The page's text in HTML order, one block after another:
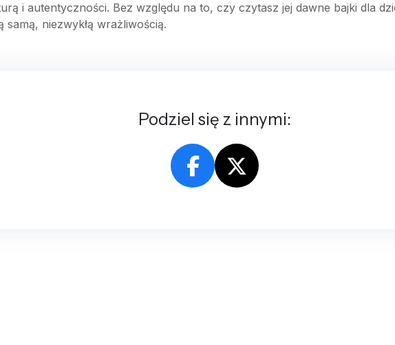
i autentyczności. Bez względu na to, czy czytasz jej dawne bajki dla
niezwykłą wrażliwością.
Podziel się z innymi: